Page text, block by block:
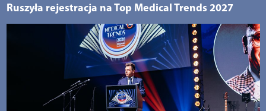
Ruszyła rejestracja na Top Medical Trends 2027